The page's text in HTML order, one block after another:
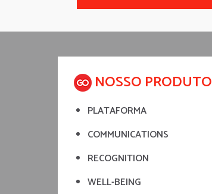
NOSSO PRODUTO
PLATAFORMA
COMMUNICATIONS
RECOGNITION
WELL-BEING